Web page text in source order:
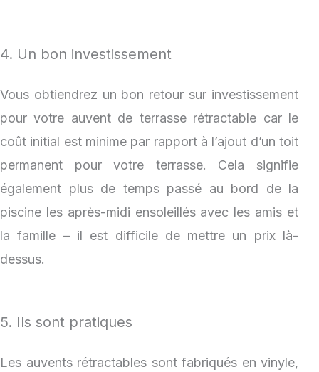
4. Un bon investissement
Vous obtiendrez un bon retour sur investissement
pour votre auvent de terrasse rétractable car le
coût initial est minime par rapport à l’ajout d’un toit
permanent pour votre terrasse. Cela signifie
également plus de temps passé au bord de la
piscine les après-midi ensoleillés avec les amis et
la famille – il est difficile de mettre un prix là-
dessus.
5. Ils sont pratiques
Les auvents rétractables sont fabriqués en vinyle,